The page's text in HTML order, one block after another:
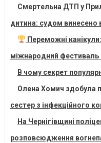
Смертельна ДТП у
дитина: судом винесено
Переможні
міжнародний фестиваль
В чому секрет
Олена Хомич здобула
сестер з інфекційного
На Чернігівщині
розповсюдження